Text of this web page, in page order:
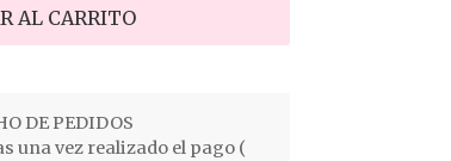
AL CARRITO
DE PEDIDOS
una vez realizado el pago (